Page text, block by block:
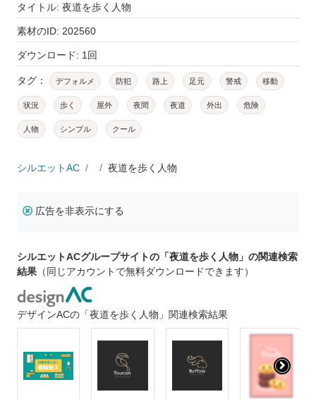
タイトル: 夜道を歩く人物
素材のID: 202560
ダウンロード: 1回
タグ： デフォルメ 防犯 路上 足元 警戒 移動
状況 歩く 屋外 夜間 夜道 外出 危険
人物 シンプル クール
シルエットAC 夜道を歩く人物
広告を非表示にする
シルエットACグループサイトの「夜道を歩く人物」の関連検索
結果 （同じアカウントで無料ダウンロードできます）
デザインACの「夜道を歩く人物」関連検索結果